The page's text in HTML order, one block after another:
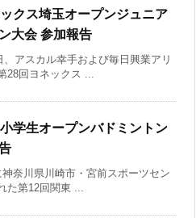
クス埼玉オープンジュニア
大会 参加報告
、アスカル幸手および毎日興業アリ
28回ヨネックス ...
学生オープンバドミントン
神奈川県川崎市・宮前スポーツセン
た第12回関東 ...